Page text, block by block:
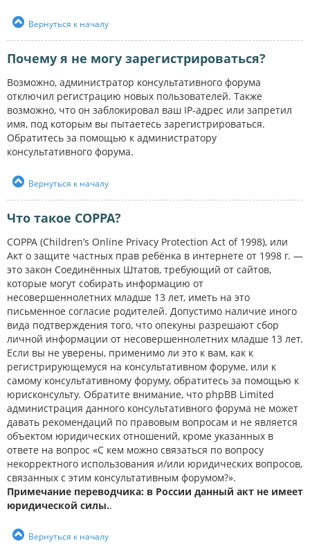
Вернуться к началу
Почему я не могу зарегистрироваться?
Возможно, администратор консультативного форума
отключил регистрацию новых пользователей. Также
возможно, что он заблокировал ваш IP-адрес или запретил
имя, под которым вы пытаетесь зарегистрироваться.
Обратитесь за помощью к администратору
консультативного форума.
Вернуться к началу
Что такое COPPA?
COPPA (Children’s Online Privacy Protection Act of 1998), или
Акт о защите частных прав ребёнка в интернете от 1998 г. —
это закон Соединённых Штатов, требующий от сайтов,
которые могут собирать информацию от
несовершеннолетних младше 13 лет, иметь на это
письменное согласие родителей. Допустимо наличие иного
вида подтверждения того, что опекуны разрешают сбор
личной информации от несовершеннолетних младше 13 лет.
Если вы не уверены, применимо ли это к вам, как к
регистрирующемуся на консультативном форуме, или к
самому консультативному форуму, обратитесь за помощью к
юрисконсульту. Обратите внимание, что phpBB Limited
администрация данного консультативного форума не может
давать рекомендаций по правовым вопросам и не является
объектом юридических отношений, кроме указанных в
ответе на вопрос «С кем можно связаться по вопросу
некорректного использования и/или юридических вопросов,
связанных с этим консультативным форумом?».
Примечание переводчика: в России данный акт не имеет
юридической силы..
Вернуться к началу